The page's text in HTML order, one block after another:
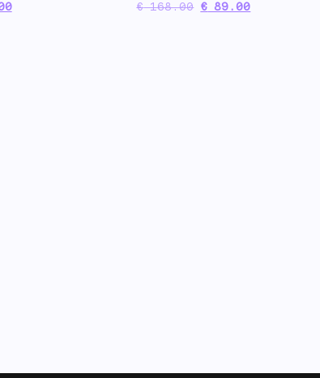
€168.00 € 89.00